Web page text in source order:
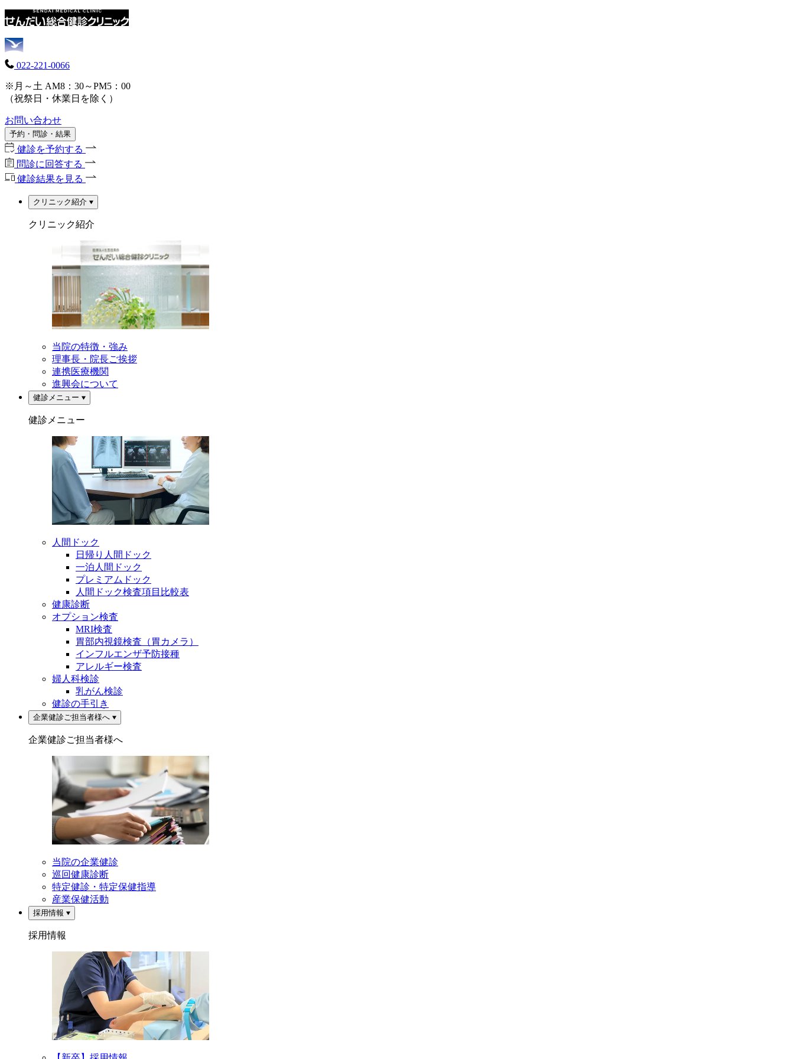
022-221-0066
※月～土 AM8：30～PM5：00
（祝祭日・休業日を除く）
お問い合わせ
予約・問診・結果
健診を予約する
問診に回答する
健診結果を見る
クリニック紹介
クリニック紹介
当院の特徴・強み
理事長・院長ご挨拶
連携医療機関
進興会について
健診メニュー
健診メニュー
人間ドック
日帰り人間ドック
一泊人間ドック
プレミアムドック
人間ドック検査項目比較表
健康診断
オプション検査
MRI検査
胃部内視鏡検査（胃カメラ）
インフルエンザ予防接種
アレルギー検査
婦人科検診
乳がん検診
健診の手引き
企業健診ご担当者様へ
企業健診ご担当者様へ
当院の企業健診
巡回健康診断
特定健診・特定保健指導
産業保健活動
採用情報
採用情報